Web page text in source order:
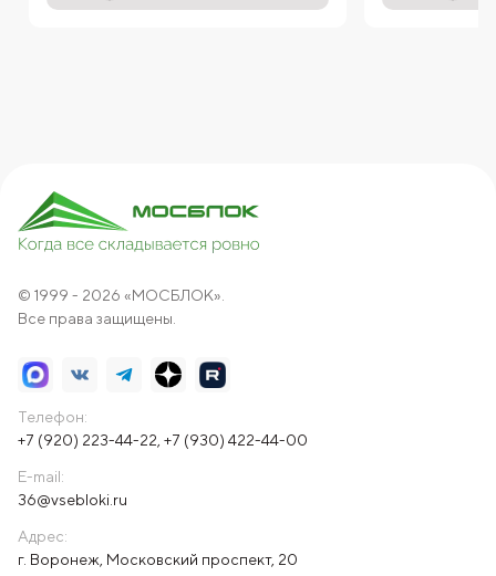
© 1999 - 2026 «МОСБЛОК».
Все права защищены.
Телефон:
+7 (920) 223-44-22 +7 (930) 422-44-00
E-mail:
36@vsebloki.ru
Адрес:
г. Воронеж, Московский проспект, 20